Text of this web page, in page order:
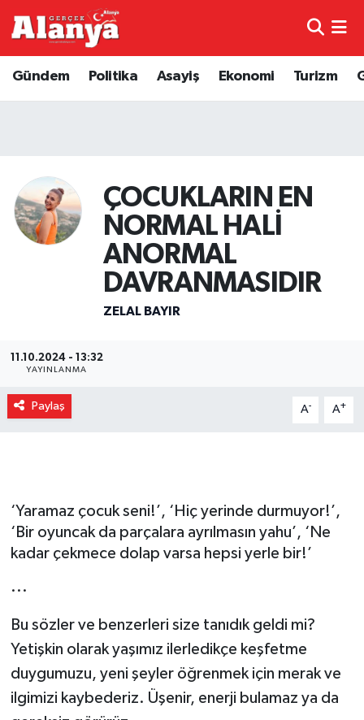
Gündem Politika Asayiş Ekonomi Turizm
ÇOCUKLARIN EN
NORMAL HALİ
ANORMAL
DAVRANMASIDIR
ZELAL BAYIR
11.10.2024 - 13:32
YAYINLANMA
Paylaş A- A+
‘Yaramaz çocuk seni!’, ‘Hiç yerinde durmuyor!’,
‘Bir oyuncak da parçalara ayrılmasın yahu’, ‘Ne
kadar çekmece dolap varsa hepsi yerle bir!’
...
Bu sözler ve benzerleri size tanıdık geldi mi?
Yetişkin olarak yaşımız ilerledikçe keşfetme
duygumuzu, yeni şeyler öğrenmek için merak ve
ilgimizi kaybederiz. Üşenir, enerji bulamaz ya da
Genel
Bilim ve Teknoloji
Bölge
Ekonomi
Gizlilik İlkeleri - Privacy Policy
Politika
Spor
Trafik Durumu
Tüm Manşetler
Son Dakika Haberleri
Haber Arşivi